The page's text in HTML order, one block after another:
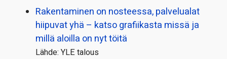
Rakentaminen on nosteessa, palvelualat
hiipuvat yhä – katso grafiikasta missä ja
millä aloilla on nyt töitä
Lähde: YLE talous